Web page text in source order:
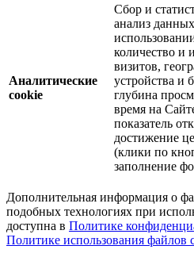
Аналитические
cookie
Сбор и
анализ
количество и
визитов,
устройства и
глубина
время на
показатель
достижение
(клики по
заполнение
Дополнительная информация о
подобных технологиях при
доступна в Политике
Политике использования файлов